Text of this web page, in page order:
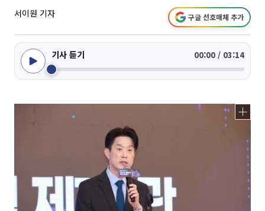
서이원 기자 구글 선호매체 추가
기사 듣기 00:00 / 03:14